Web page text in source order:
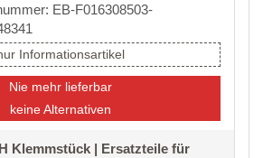
EB-F016308503-
Informationsartikel
Nie mehr lieferbar
keine Alternativen
Klemmstück | Ersatzteile für